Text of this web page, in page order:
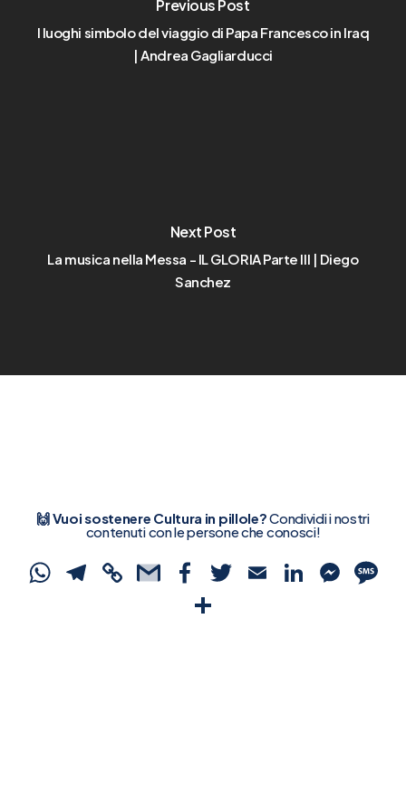
Previous Post
I luoghi simbolo del viaggio di Papa Francesco in Iraq
| Andrea Gagliarducci
Next Post
La musica nella Messa - IL GLORIA Parte III | Diego
Sanchez
🙌 Vuoi sostenere Cultura in pillole?Condividi i nostri
contenuti con le persone che conosci!
WhatsApp
Telegram
CopyGmailFacebook
Twitter
Email